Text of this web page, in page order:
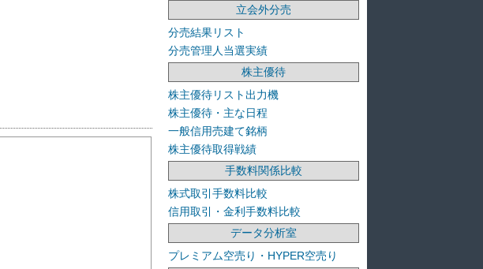
立会外分売
分売結果リスト
分売管理人当選実績
株主優待
株主優待リスト出力機
株主優待・主な日程
一般信用売建て銘柄
株主優待取得戦績
手数料関係比較
株式取引手数料比較
信用取引・金利手数料比較
データ分析室
プレミアム空売り・HYPER空売り